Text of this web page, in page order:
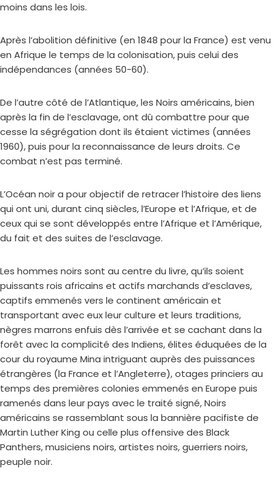
moins dans les lois.
Après l’abolition définitive (en 1848 pour la France) est venu
en Afrique le temps de la colonisation, puis celui des
indépendances (années 50-60).
De l’autre côté de l’Atlantique, les Noirs américains, bien
après la fin de l’esclavage, ont dû combattre pour que
cesse la ségrégation dont ils étaient victimes (années
1960), puis pour la reconnaissance de leurs droits. Ce
combat n’est pas terminé.
L’Océan noir a pour objectif de retracer l’histoire des liens
qui ont uni, durant cinq siècles, l’Europe et l’Afrique, et de
ceux qui se sont développés entre l’Afrique et l’Amérique,
du fait et des suites de l’esclavage.
Les hommes noirs sont au centre du livre, qu’ils soient
puissants rois africains et actifs marchands d’esclaves,
captifs emmenés vers le continent américain et
transportant avec eux leur culture et leurs traditions,
nègres marrons enfuis dès l’arrivée et se cachant dans la
forêt avec la complicité des Indiens, élites éduquées de la
cour du royaume Mina intriguant auprès des puissances
étrangères (la France et l’Angleterre), otages princiers au
temps des premières colonies emmenés en Europe puis
ramenés dans leur pays avec le traité signé, Noirs
américains se rassemblant sous la bannière pacifiste de
Martin Luther King ou celle plus offensive des Black
Panthers, musiciens noirs, artistes noirs, guerriers noirs,
peuple noir.